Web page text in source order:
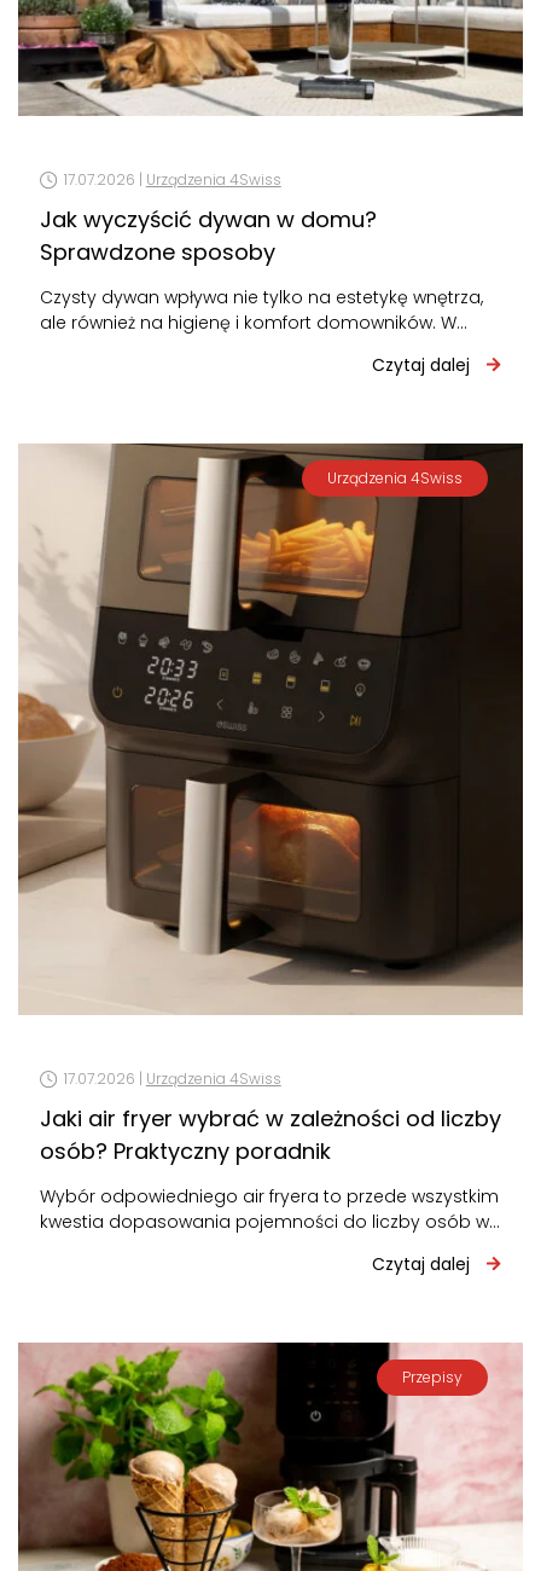
17.07.2026 | Urządzenia 4Swiss
Jak wyczyścić dywan w domu?
Sprawdzone sposoby
Czysty dywan wpływa nie tylko na estetykę wnętrza,
ale również na higienę i komfort domowników. W
Czytaj dalej
Urządzenia 4Swiss
17.07.2026 | Urządzenia 4Swiss
Jaki air fryer wybrać w zależności od liczby
osób? Praktyczny poradnik
Wybór odpowiedniego air fryera to przede wszystkim
kwestia dopasowania pojemności do liczby osób w
Czytaj dalej
Przepisy